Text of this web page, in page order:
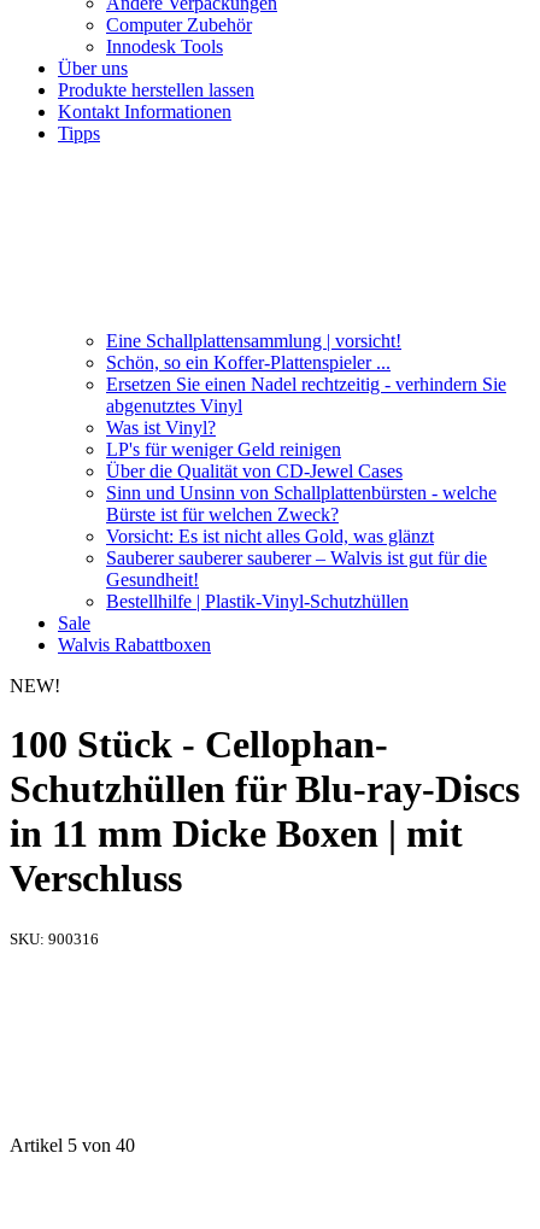
Computer Zubehör
Innodesk Tools
Über uns
Produkte herstellen lassen
Kontakt Informationen
Tipps
Eine Schallplattensammlung | vorsicht!
Schön, so ein Koffer-Plattenspieler ...
Ersetzen Sie einen Nadel rechtzeitig - verhindern Sie
abgenutztes Vinyl
Was ist Vinyl?
LP's für weniger Geld reinigen
Über die Qualität von CD-Jewel Cases
Sinn und Unsinn von Schallplattenbürsten - welche
Bürste ist für welchen Zweck?
Vorsicht: Es ist nicht alles Gold, was glänzt
Sauberer sauberer sauberer – Walvis ist gut für die
Gesundheit!
Bestellhilfe | Plastik-Vinyl-Schutzhüllen
Sale
Walvis Rabattboxen
NEW!
100 Stück - Cellophan-
Schutzhüllen für Blu-ray-Discs
in 11 mm Dicke Boxen | mit
Verschluss
SKU: 900316
Artikel 5 von 40